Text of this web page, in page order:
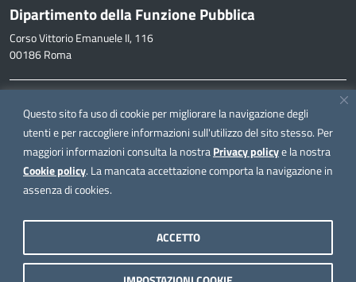
Questo sito fa uso di cookie per migliorare la navigazione degli
utenti e per raccogliere informazioni sull'utilizzo del sito stesso. Per
maggiori informazioni consulta la nostraPrivacy policye la nostra
Cookie policy. La mancata accettazione comporta la navigazione in
assenza di cookies.
ACCETTO
Dipartimento della Funzione Pubblica
Corso Vittorio Emanuele II, 116
00186 Roma
inpa@funzionepubblica.it
FAQ
FAQ – Domande e risposte
Seguici su